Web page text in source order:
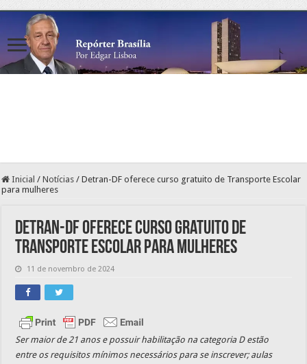
Inicial / Notícias / Detran-DF oferece curso gratuito de Transporte Escolar
para mulheres
Detran-DF oferece curso gratuito de
Transporte Escolar para mulheres
11 de novembro de 2024
Ser maior de 21 anos e possuir habilitação na categoria D estão
entre os requisitos mínimos necessários para se inscrever; aulas